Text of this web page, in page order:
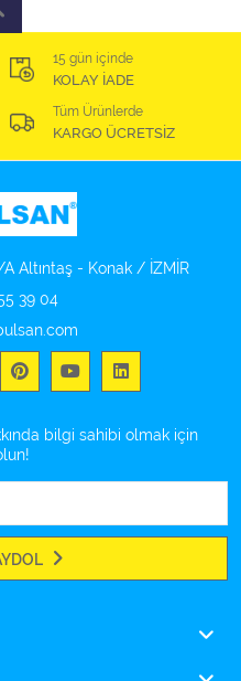
15 gün içinde
KOLAY İADE
Tüm Ürünlerde
KARGO ÜCRETSİZ
A Altıntaş - Konak / İZMİR
39 04
bilgi sahibi olmak için